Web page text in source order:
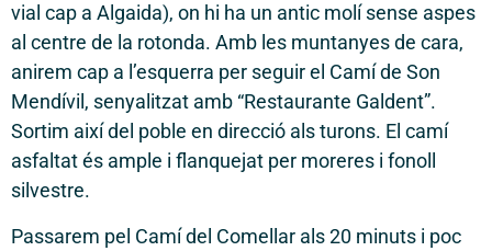
vial cap a Algaida), on hi ha un antic molí sense aspes
al centre de la rotonda. Amb les muntanyes de cara,
anirem cap a l’esquerra per seguir el Camí de Son
Mendívil, senyalitzat amb “Restaurante Galdent”.
Sortim així del poble en direcció als turons. El camí
asfaltat és ample i flanquejat per moreres i fonoll
silvestre.
Passarem pel Camí del Comellar als 20 minuts i poc